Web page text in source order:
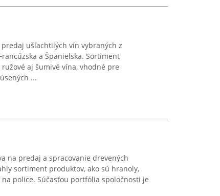
ušľachtilých vín vybraných z
a Španielska. Sortiment
aj šumivé vína, vhodné pre
...
na predaj a spracovanie drevených
sortiment produktov, ako sú hranoly,
na police. Súčasťou portfólia spoločnosti je